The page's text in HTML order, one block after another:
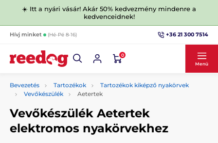
☀️ Itt a nyári vásár! Akár 50% kedvezmény mindenre a
kedvenceidnek!
Hívj minket (Hé-Pé 8-16) +36 21 300 7514
0
Menü
Bevezetés Tartozékok
Tartozékok kiképző nyakörvek
Vevőkészülék
Aetertek
Vevőkészülék Aetertek
elektromos nyakörvekhez